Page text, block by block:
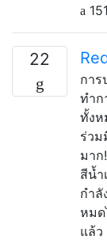
151
22
การ
ทำก
ทั้งห
ร่วม
มา
สีน้ำ
กำลั
หมด
แล้